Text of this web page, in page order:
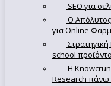
SEO για
Ο
για Online
school
Η
Research πάνω